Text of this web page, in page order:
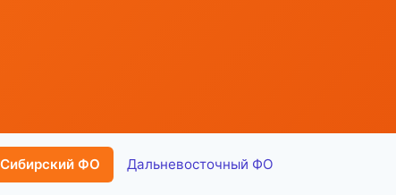
Сибирский ФО Дальневосточный ФО